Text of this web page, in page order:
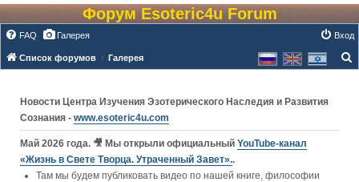
Форум Esoteric4u Forum
FAQ Галерея Вход
Список форумов Галерея
Новости Центра Изучения Эзотерического Наследия и Развития
Сознания - www.esoteric4u.com
Май 2026 года. 🎥 Мы открыли официальный YouTube‑канал
«Жизнь в Свете Творца. Утраченный Завет»..
Там мы будем публиковать видео по нашей книге, философии